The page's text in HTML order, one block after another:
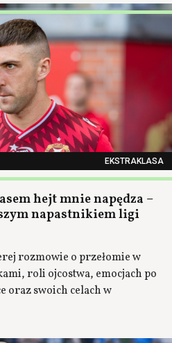
EKSTRAKLASA
hejt mnie napędza –
napastnikiem ligi
rozmowie o przełomie w
roli ojcostwa, emocjach po
oraz swoich celach w